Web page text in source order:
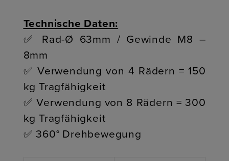
Technische Daten:
✅ Rad-Ø 63mm / Gewinde M8 –
8mm
✅ Verwendung von 4 Rädern = 150
kg Tragfähigkeit
✅ Verwendung von 8 Rädern = 300
kg Tragfähigkeit
✅ 360° Drehbewegung